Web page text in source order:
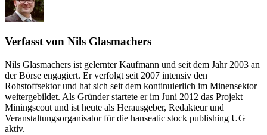
Verfasst von Nils Glasmachers
Nils Glasmachers ist gelernter Kaufmann und seit dem Jahr 2003 an
der Börse engagiert. Er verfolgt seit 2007 intensiv den
Rohstoffsektor und hat sich seit dem kontinuierlich im Minensektor
weitergebildet. Als Gründer startete er im Juni 2012 das Projekt
Miningscout und ist heute als Herausgeber, Redakteur und
Veranstaltungsorganisator für die hanseatic stock publishing UG
aktiv.